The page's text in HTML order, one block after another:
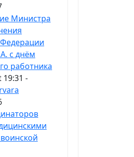
Министра
с днём
работника
19:31 -